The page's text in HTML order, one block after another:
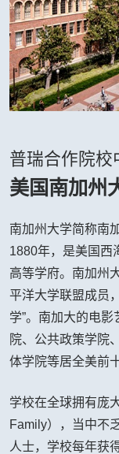
普瑞合作院校
美国南加州
南加州大学简称南
1880年，是美国西
高等学府。南加州
平洋大学联盟成员
学”。南加大的电
院、公共政策学院
体学院等居全美前十
学校在全球拥有庞
Family），当中不
人士，学校每年获